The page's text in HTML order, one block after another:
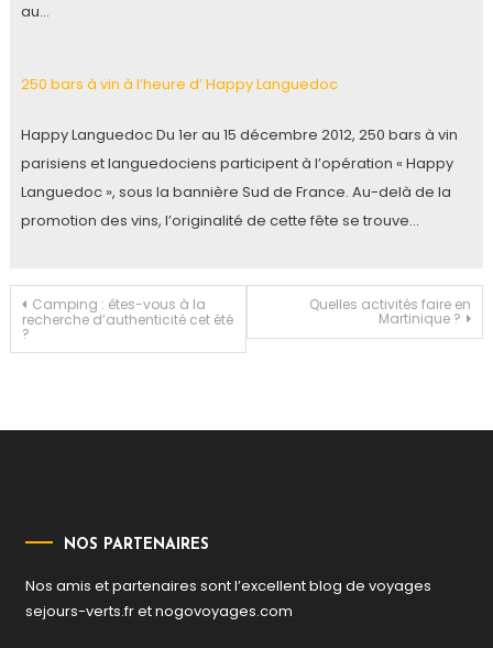
au…
250 bars à vin à l’heure d’ Happy Languedoc
Happy Languedoc Du 1er au 15 décembre 2012, 250 bars à vin
parisiens et languedociens participent à l’opération « Happy
Languedoc », sous la bannière Sud de France. Au-delà de la
promotion des vins, l’originalité de cette fête se trouve…
Navigation
de
Camping : êtes-vous à la
recherche d’authenticité cet été
?
Quelles activités faire en
Martinique ?
NOS PARTENAIRES
Nos amis et partenaires sont l’excellent blog de voyages
sejours-verts.fretnogovoyages.com